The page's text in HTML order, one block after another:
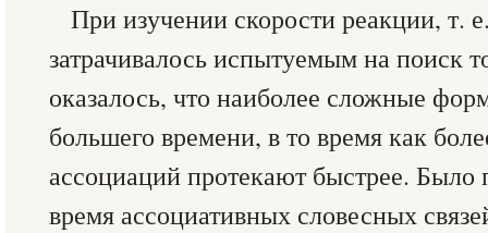
При изучении скорости реакции, т.
затрачивалось испытуемым на поиск
оказалось, что наиболее сложные
большего времени, в то время как
ассоциаций протекают быстрее. Было
время ассоциативных словесных